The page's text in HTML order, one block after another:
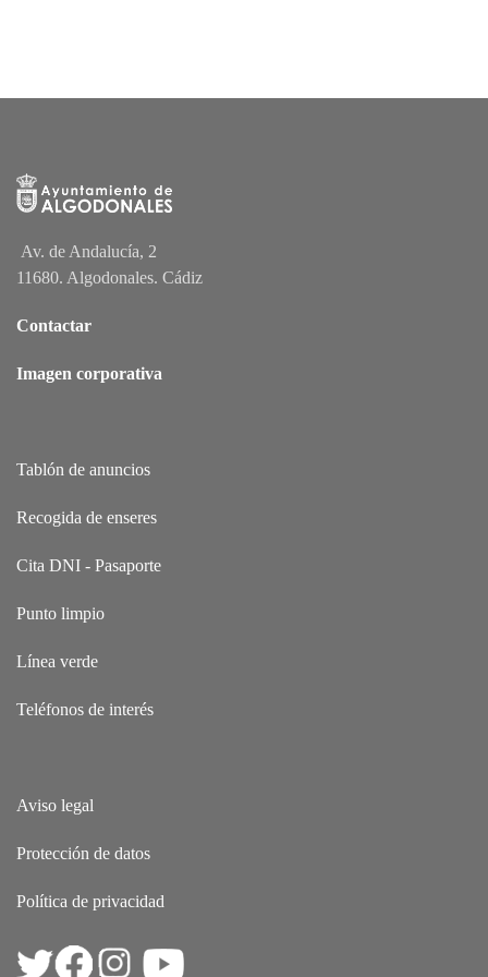
Av. de Andalucía, 2
11680. Algodonales. Cádiz
Contactar
Imagen corporativa
Tablón de anuncios
Recogida de enseres
Cita DNI - Pasaporte
Punto limpio
Línea verde
Teléfonos de interés
Aviso legal
Protección de datos
Política de privacidad